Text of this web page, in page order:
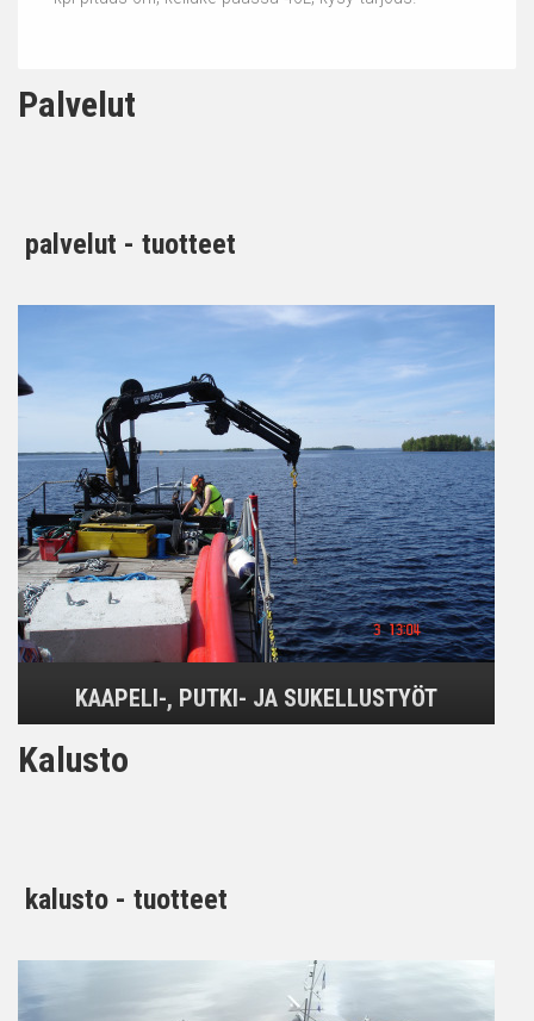
Palvelut
palvelut - tuotteet
KAAPELI-, PUTKI- JA SUKELLUSTYÖT
Kalusto
kalusto - tuotteet